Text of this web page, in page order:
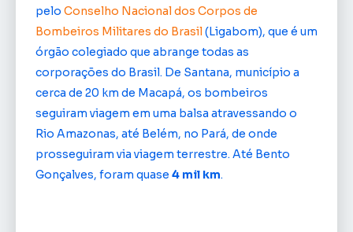
pelo Conselho Nacional dos Corpos de
Bombeiros Militares do Brasil(Ligabom), que é um
órgão colegiado que abrange todas as
corporações do Brasil. De Santana, município a
cerca de 20 km de Macapá, os bombeiros
seguiram viagem em uma balsa atravessando o
Rio Amazonas, até Belém, no Pará, de onde
prosseguiram via viagem terrestre. Até Bento
Gonçalves, foram quase 4 mil km.